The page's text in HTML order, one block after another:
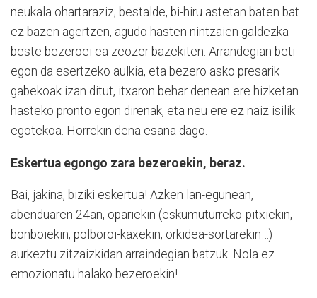
neukala ohartaraziz; bestalde, bi-hiru astetan baten bat
ez bazen agertzen, agudo hasten nintzaien galdezka
beste bezeroei ea zeozer bazekiten. Arrandegian beti
egon da esertzeko aulkia, eta bezero asko presarik
gabekoak izan ditut, itxaron behar denean ere hizketan
hasteko pronto egon direnak, eta neu ere ez naiz isilik
egotekoa. Horrekin dena esana dago.
Eskertua egongo zara bezeroekin, beraz.
Bai, jakina, biziki eskertua! Azken lan-egunean,
abenduaren 24an, opariekin (eskumuturreko-pitxiekin,
bonboiekin, polboroi-kaxekin, orkidea-sortarekin…)
aurkeztu zitzaizkidan arraindegian batzuk. Nola ez
emozionatu halako bezeroekin!